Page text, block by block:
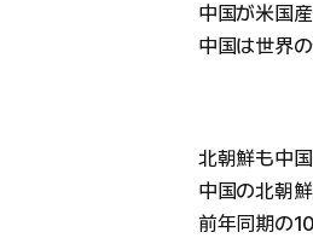
中国が米国
中国は世界
北朝鮮も中
中国の北朝
前年同期の